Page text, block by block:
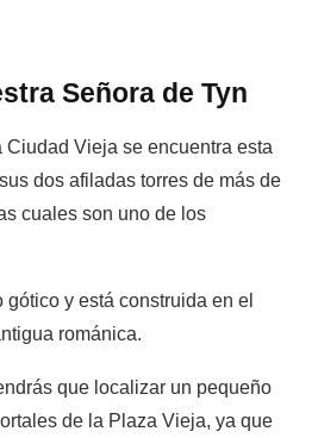
Señora de Tyn
Vieja se encuentra esta
dos afiladas torres de más de
cuales son uno de los
y está construida en el
románica.
que localizar un pequeño
de la Plaza Vieja, ya que